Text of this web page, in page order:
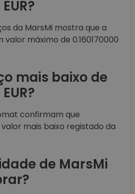
da MarsMi mostra que a
valor máximo de 0.160170000
mais baixo de
confirmam que
mais baixo registado da
de MarsMi